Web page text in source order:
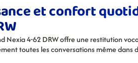
et confort
Nexia 4-62 DRW offre une restitution
toutes les conversations même dans